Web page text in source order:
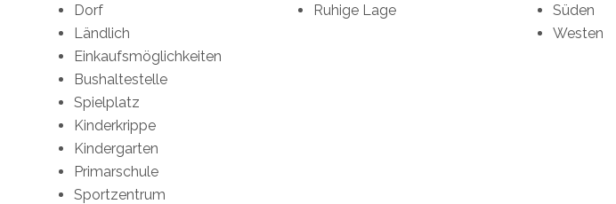
Dorf
Ländlich
Einkaufsmöglichkeiten
Bushaltestelle
Spielplatz
Kinderkrippe
Kindergarten
Primarschule
Sportzentrum
Ruhige Lage
Süden
Westen